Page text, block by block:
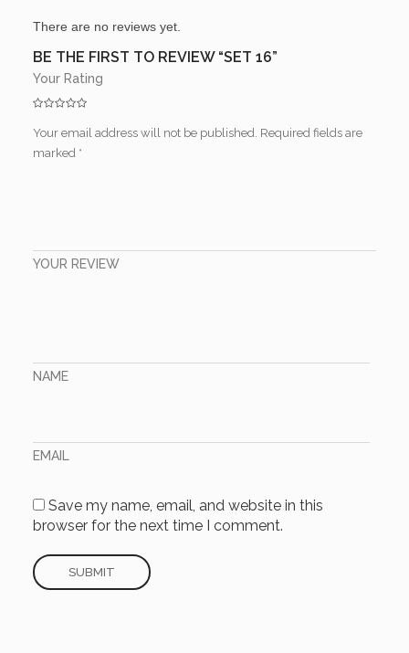
There are no reviews yet.
BE THE FIRST TO REVIEW “SET 16”
Your email address will not be published. Required fields are
marked *
Your Rating
YOUR REVIEW
NAME
EMAIL
Save my name, email, and website in this
browser for the next time I comment.